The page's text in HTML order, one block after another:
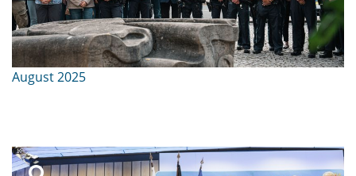
August 2025